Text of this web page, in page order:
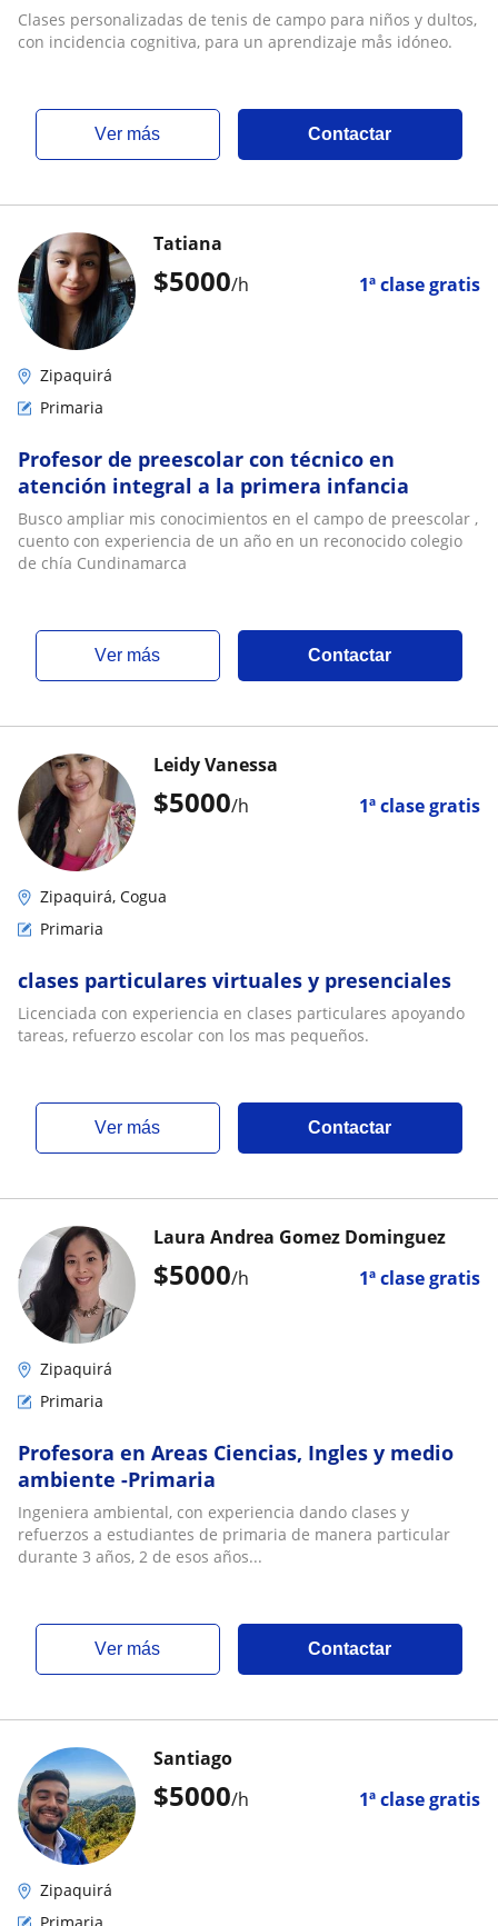
un aprendizaje mås idóneo
Clases personalizadas de tenis de campo para niños y dultos,
con incidencia cognitiva, para un aprendizaje mås idóneo.
ver más Contactar
$5000/h 1ª clase gratis
Tatiana
Zipaquirá
Primaria
Profesor de preescolar con técnico en
atención integral a la primera infancia
Busco ampliar mis conocimientos en el campo de preescolar ,
cuento con experiencia de un año en un reconocido colegio
de chía Cundinamarca
ver más Contactar
$5000/h 1ª clase gratis
Leidy Vanessa
Zipaquirá, Cogua
Primaria
clases particulares virtuales y presenciales
Licenciada con experiencia en clases particulares apoyando
tareas, refuerzo escolar con los mas pequeños.
ver más Contactar
$5000/h 1ª clase gratis
Laura Andrea Gomez Dominguez
Zipaquirá
Primaria
Profesora en Areas Ciencias, Ingles y medio
ambiente -Primaria
Ingeniera ambiental, con experiencia dando clases y
refuerzos a estudiantes de primaria de manera particular
durante 3 años, 2 de esos años...
ver más Contactar
$5000/h 1ª clase gratis
Santiago
Zipaquirá